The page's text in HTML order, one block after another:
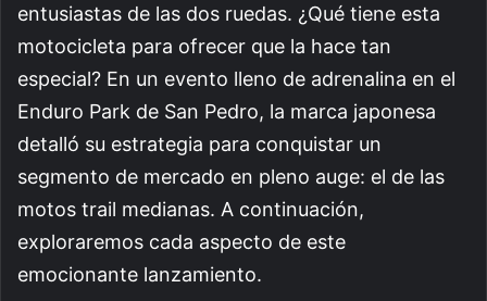
entusiastas de las dos ruedas. ¿Qué tiene esta
motocicleta para ofrecer que la hace tan
especial? En un evento lleno de adrenalina en el
Enduro Park de San Pedro, la marca japonesa
detalló su estrategia para conquistar un
segmento de mercado en pleno auge: el de las
motos trail medianas. A continuación,
exploraremos cada aspecto de este
emocionante lanzamiento.